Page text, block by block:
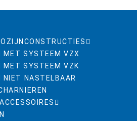
MET SYSTEEM VZX
MET SYSTEEM VZK
NIET NASTELBAAR